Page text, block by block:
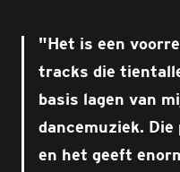
Het is een
tracks die
basis lagen van
dancemuziek. Die
en het geeft